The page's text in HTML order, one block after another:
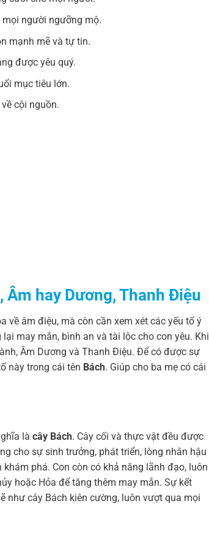
mọi người ngưỡng mộ.
mạnh mẽ và tự tin.
được yêu quý.
mục tiêu lớn.
cội nguồn.
hay Dương, Thanh Điệu
về âm điệu, mà còn cần xem xét các yếu tố ý
may mắn, bình an và tài lộc cho con yêu. Khi
Âm Dương và Thanh Điệu. Để có được sự
này trong cái tên Bách. Giúp cho ba mẹ có cái
là cây Bách. Cây cối và thực vật đều được
cho sự sinh trưởng, phát triển, lòng nhân hậu
phá. Con còn có khả năng lãnh đạo, luôn
hoặc Hỏa để tăng thêm may mắn. Sự kết
như cây Bách kiên cường, luôn vượt qua mọi